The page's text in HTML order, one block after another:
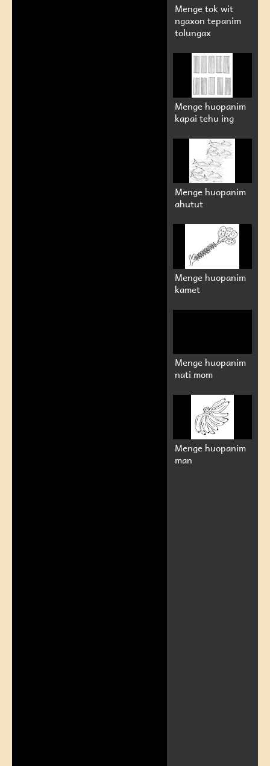
Menge tok wit
ngaxon tepanim
tolungax
Menge huopanim
kapai tehu ing
Menge huopanim
ahutut
Menge huopanim
kamet
Menge huopanim
nati mom
Menge huopanim
man